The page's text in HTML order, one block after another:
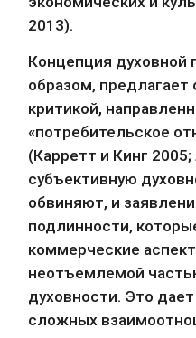
2013).
Концепция духовной
образом,
критикой,
«потребительское
(Карретт и Кинг
субъективную
обвиняют, и
подлинности,
коммерческие
неотъемлемой
духовности. Это
сложных